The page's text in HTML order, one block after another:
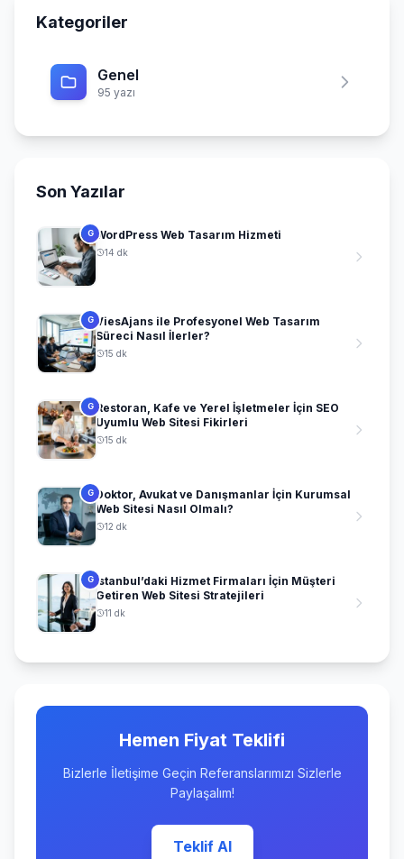
Kategoriler
Genel
95 yazı
Son Yazılar
G WordPress Web Tasarım Hizmeti
14 dk
G ViesAjans ile Profesyonel Web Tasarım
Süreci Nasıl İlerler?
15 dk
G Restoran, Kafe ve Yerel İşletmeler İçin SEO
Uyumlu Web Sitesi Fikirleri
15 dk
G Doktor, Avukat ve Danışmanlar İçin Kurumsal
Web Sitesi Nasıl Olmalı?
12 dk
G İstanbul’daki Hizmet Firmaları İçin Müşteri
Getiren Web Sitesi Stratejileri
11 dk
Hemen Fiyat Teklifi
Bizlerle İletişime Geçin Referanslarımızı Sizlerle
Paylaşalım!
Teklif Al